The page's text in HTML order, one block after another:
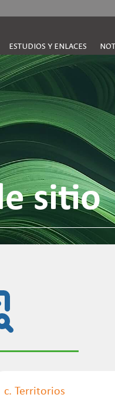
ESTUDIOS Y ENLACES
sitio
c. Territorios